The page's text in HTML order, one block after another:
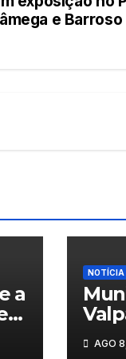
e Barroso
a
NOTÍCIA
AGO